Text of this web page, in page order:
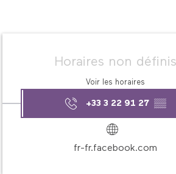
Ouverture et
Horaires non définis
Voir les horaires
+33 3 22 91 27 ▒▒
fr-fr.facebook.com